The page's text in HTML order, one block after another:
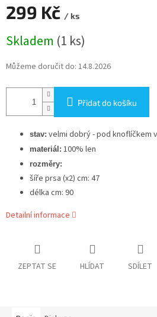
299 Kč / ks
cena:
Skladem (1 ks)
Můžeme doručit do: 14.8.2026
Přidat do košíku
stav: velmi dobrý - pod knoflíčkem
materiál: 100% len
rozměry:
šíře prsa (x2) cm: 47
délka cm: 90
Detailní informace
ZEPTAT SE HLÍDAT SDÍLET